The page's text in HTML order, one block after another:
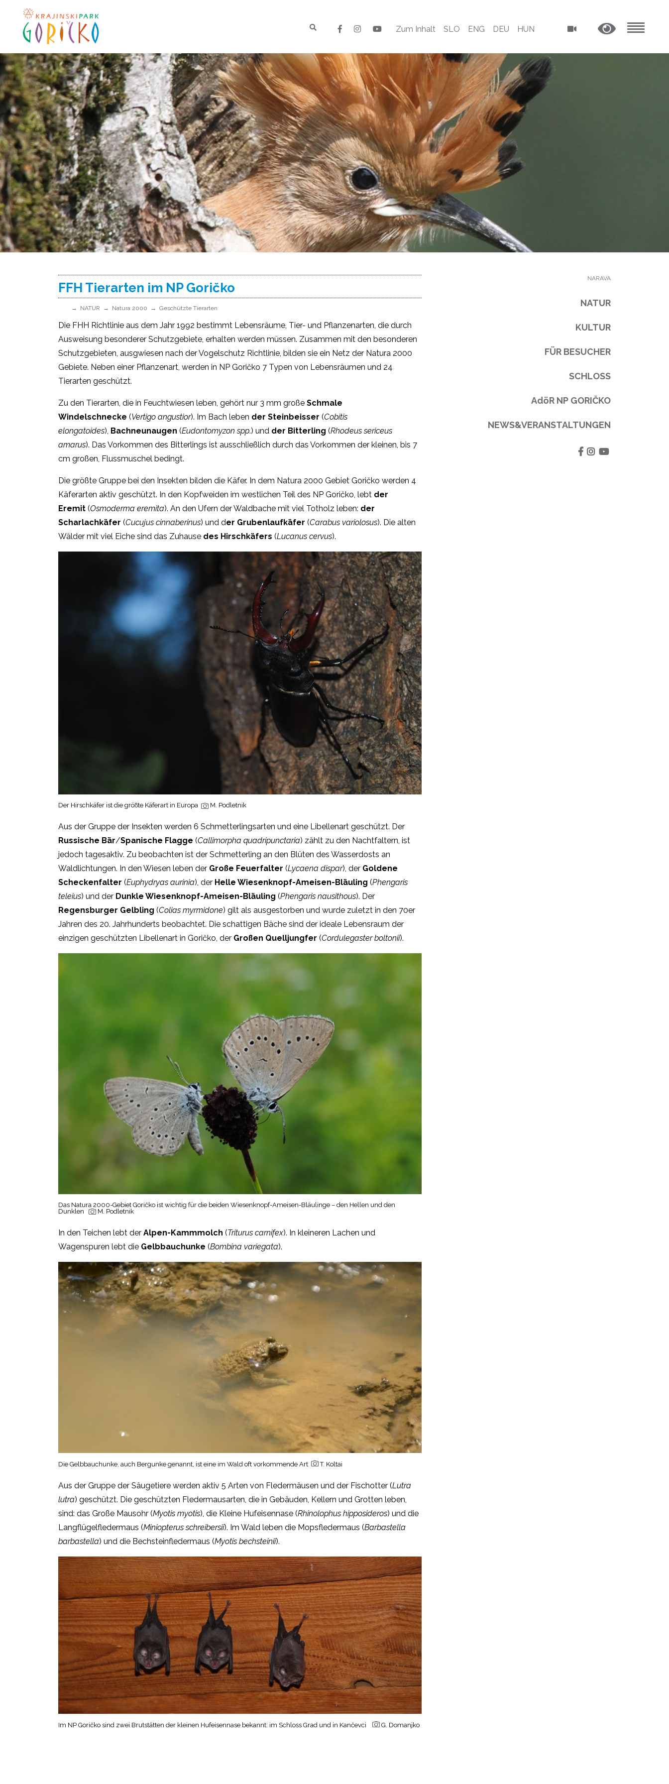
Zum Inhalt SLO ENG DEU HUN
FFH Tierarten im NP Goričko
NATUR Natura 2000 Geschützte Tierarten
Die FHH Richtlinie aus dem Jahr 1992 bestimmt Lebensräume, Tier- und Pflanzenarten, die durch
Ausweisung besonderer Schutzgebiete, erhalten werden müssen. Zusammen mit den besonderen
Schutzgebieten, ausgwiesen nach der Vogelschutz Richtlinie, bilden sie ein Netz der Natura 2000
Gebiete. Neben einer Pflanzenart, werden in NP Goričko 7 Typen von Lebensräumen und 24
Tierarten geschützt.
Zu den Tierarten, die in Feuchtwiesen leben, gehört nur 3 mm große Schmale
Windelschnecke (Vertigo angustior). Im Bach leben der Steinbeisser (Cobitis
elongatoides), Bachneunaugen (Eudontomyzon spp.) und der Bitterling (Rhodeus sericeus
amarus). Das Vorkommen des Bitterlings ist ausschließlich durch das Vorkommen der kleinen, bis 7
cm großen, Flussmuschel bedingt.
Die größte Gruppe bei den Insekten bilden die Käfer. In dem Natura 2000 Gebiet Goričko werden 4
Käferarten aktiv geschützt. In den Kopfweiden im westlichen Teil des NP Goričko, lebt der
Eremit (Osmoderma eremita). An den Ufern der Waldbache mit viel Totholz leben: der
Scharlachkäfer (Cucujus cinnaberinus) und der Grubenlaufkäfer (Carabus variolosus). Die alten
Wälder mit viel Eiche sind das Zuhause des Hirschkäfers (Lucanus cervus).
Der Hirschkäfer ist die größte Käferart in Europa M. Podletnik
Aus der Gruppe der Insekten werden 6 Schmetterlingsarten und eine Libellenart geschützt. Der
Russische Bär/Spanische Flagge (Callimorpha quadripunctaria) zählt zu den Nachtfaltern, ist
jedoch tagesaktiv. Zu beobachten ist der Schmetterling an den Blüten des Wasserdosts an
Waldlichtungen. In den Wiesen leben der Große Feuerfalter (Lycaena dispar), der Goldene
Scheckenfalter (Euphydryas aurinia), der Helle Wiesenknopf-Ameisen-Bläuling (Phengaris
teleius) und der Dunkle Wiesenknopf-Ameisen-Bläuling (Phengaris nausithous). Der
Regensburger Gelbling (Colias myrmidone) gilt als ausgestorben und wurde zuletzt in den 70er
Jahren des 20. Jahrhunderts beobachtet. Die schattigen Bäche sind der ideale Lebensraum der
einzigen geschützten Libellenart in Goričko, der Großen Quelljungfer (Cordulegaster boltonii).
Das Natura 2000-Gebiet Goričko ist wichtig für die beiden Wiesenknopf-Ameisen-Bläulinge – den Hellen und den
Dunklen
M. Podletnik
In den Teichen lebt der Alpen-Kammmolch (Triturus carnifex). In kleineren Lachen und
Wagenspuren lebt die Gelbbauchunke (Bombina variegata).
Die Gelbbauchunke, auch Bergunke genannt, ist eine im Wald oft vorkommende Art T. Koltai
Aus der Gruppe der Säugetiere werden aktiv 5 Arten von Fledermäusen und der Fischotter (Lutra
lutra) geschützt. Die geschützten Fledermausarten, die in Gebäuden, Kellern und Grotten leben,
sind: das Große Mausohr (Myotis myotis), die Kleine Hufeisennase (Rhinolophus hipposideros) und die
Langflügelfledermaus (Miniopterus schreibersii). Im Wald leben die Mopsfledermaus (Barbastella
barbastella) und die Bechsteinfledermaus (Myotis bechsteinii).
Im NP Goričko sind zwei Brutstätten der kleinen Hufeisennase bekannt: im Schloss Grad und in Kančevci G. Domanjko
NARAVA
NATUR
KULTUR
FÜR BESUCHER
SCHLOSS
AdöR NP GORIČKO
NEWS&VERANSTALTUNGEN